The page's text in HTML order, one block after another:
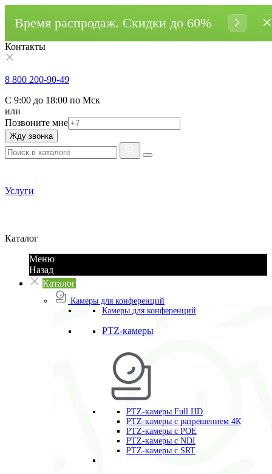
Время распродаж. Cкидки до 60%
Контакты
8 800 200-90-49
С 9:00 до 18:00 по Мск
или
Позвоните мне
Жду звонка
Услуги
Каталог
Меню
Назад
Каталог
Камеры для конференций
Камеры для конференций
PTZ-камеры
PTZ-камеры Full HD
PTZ-камеры с разрешением 4К
PTZ-камеры с POE
PTZ-камеры c NDI
PTZ-камеры с SRT